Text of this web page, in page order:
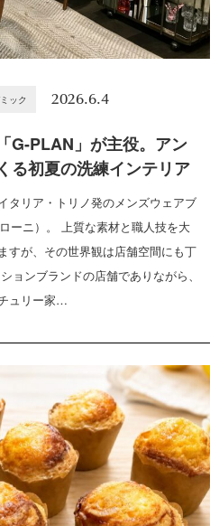
ック 2026.6.4
G-PLAN」が主役。アン
る初夏の洗練インテリア
タリア・トリノ発のメンズウェアブ
ーニ）。 上質な素材と職人技を大
すが、その世界観は店舗空間にも丁
ョンブランドの店舗でありながら、
ュリー家…